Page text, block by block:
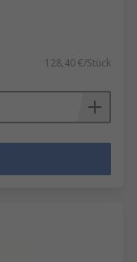
128,40 €/Stück